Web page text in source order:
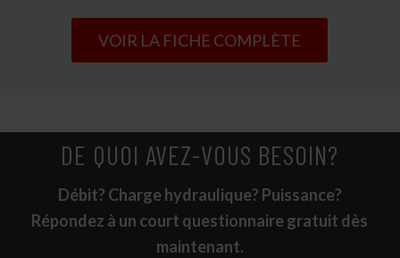
VOIR LA FICHE COMPLÈTE
DE QUOI AVEZ-VOUS BESOIN?
Débit? Charge hydraulique? Puissance?
Répondez à un court questionnaire gratuit dès
maintenant.